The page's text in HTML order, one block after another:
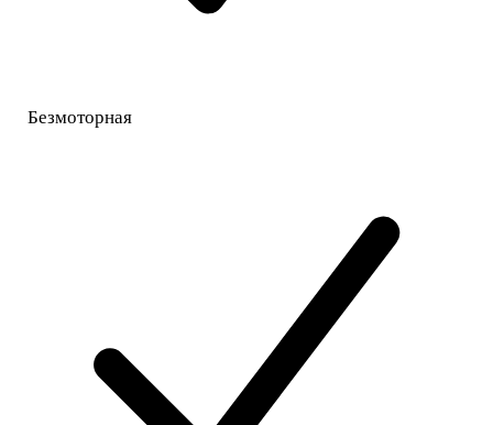
Безмоторная